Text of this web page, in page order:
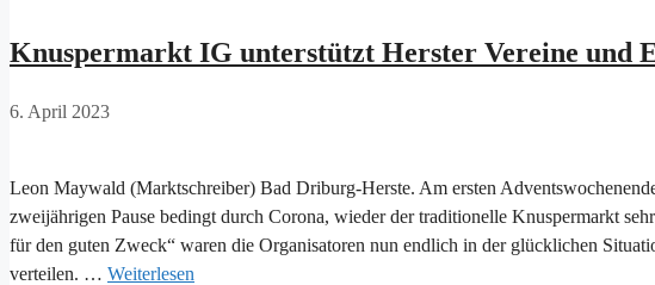
Knuspermarkt IG unterstützt Herster Vereine und
6. April 2023
Leon Maywald (Marktschreiber) Bad Driburg-Herste. Am ersten
zweijährigen Pause bedingt durch Corona, wieder der traditionelle Knuspermarkt
für den guten Zweck“ waren die Organisatoren nun endlich in der glücklichen
verteilen. … Weiterlesen